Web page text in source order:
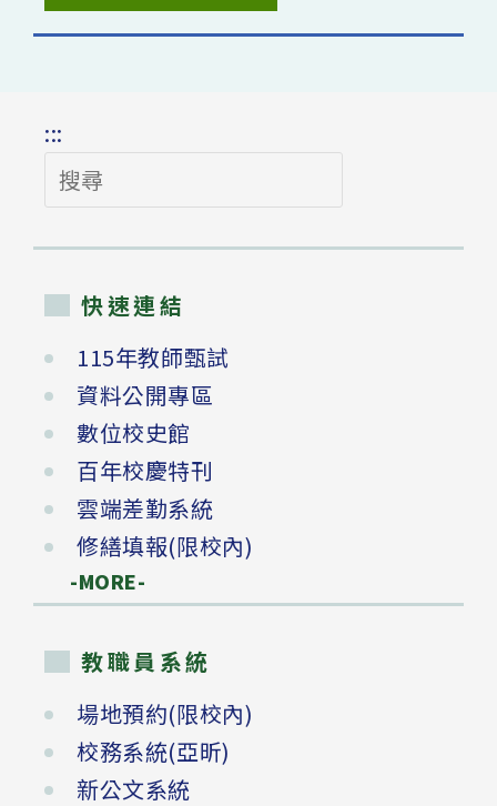
:::
搜
尋
快速連結
115年教師甄試
資料公開專區
數位校史館
百年校慶特刊
雲端差勤系統
修繕填報(限校內)
-MORE-
教職員系統
場地預約(限校內)
校務系統(亞昕)
新公文系統